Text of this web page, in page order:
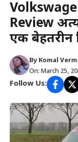
Review
एक बेहतरीन
By Komal
On: March 25,
Follow Us: